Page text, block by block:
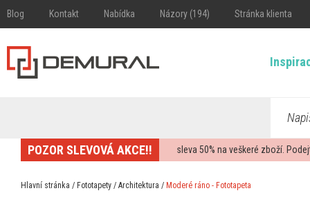
Blog Kontakt Nabídka Názory (194) Stránka klienta
POZOR SLEVOVÁ AKCE!! sleva50% na veškeré zboží.
Hlavní stránka / Fototapety / Architektura / Moderé ráno - Fototapeta